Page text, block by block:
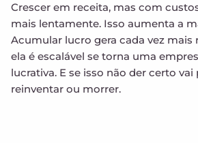
Crescer em receita, mas com
mais lentamente. Isso aumenta a
Acumular lucro gera cada vez mais
ela é escalável se torna uma
lucrativa. E se isso não der certo vai
reinventar ou morrer.